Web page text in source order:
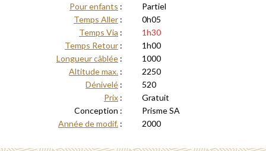
Pour enfants :
Partiel
Temps Aller :
0h05
Temps Via :
1h30
Temps Retour :
1h00
Longueur câblée :
1000
Altitude max. :
2250
Dénivelé :
520
Prix :
Gratuit
Conception :
Prisme SA
Année de modif. : 2000